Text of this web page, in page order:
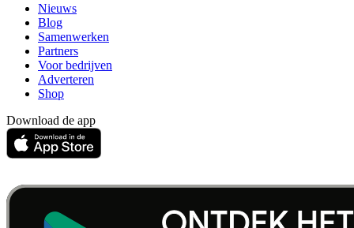
Nieuws
Blog
Samenwerken
Partners
Voor bedrijven
Adverteren
Shop
Download de app